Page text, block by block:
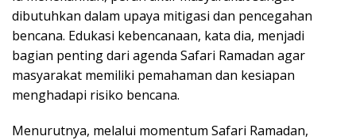
dibutuhkan dalam upaya mitigasi dan pencegahan
bencana. Edukasi kebencanaan, kata dia, menjadi
bagian penting dari agenda Safari Ramadan agar
masyarakat memiliki pemahaman dan kesiapan
menghadapi risiko bencana.
Menurutnya, melalui momentum Safari Ramadan,